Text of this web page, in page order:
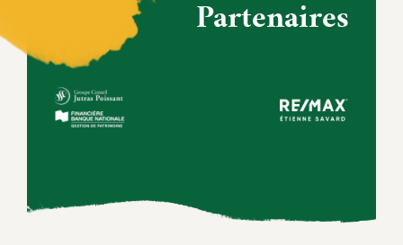
Partenaires